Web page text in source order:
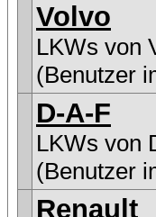
Volvo
LKWs von
(Benutzer
D-A-F
LKWs von
(Benutzer
Renault